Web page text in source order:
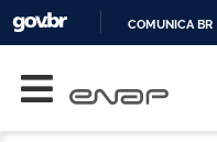
COMUNICA BR